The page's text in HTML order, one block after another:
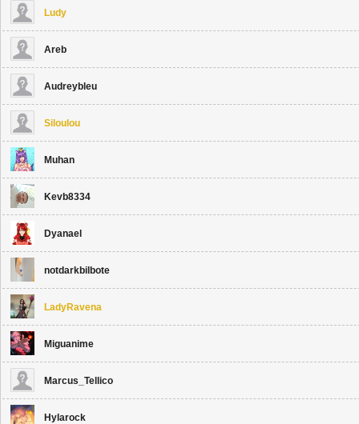
Ludy
Areb
Audreybleu
Siloulou
Muhan
Kevb8334
Dyanael
notdarkbilbote
LadyRavena
Miguanime
Marcus_Tellico
Hylarock